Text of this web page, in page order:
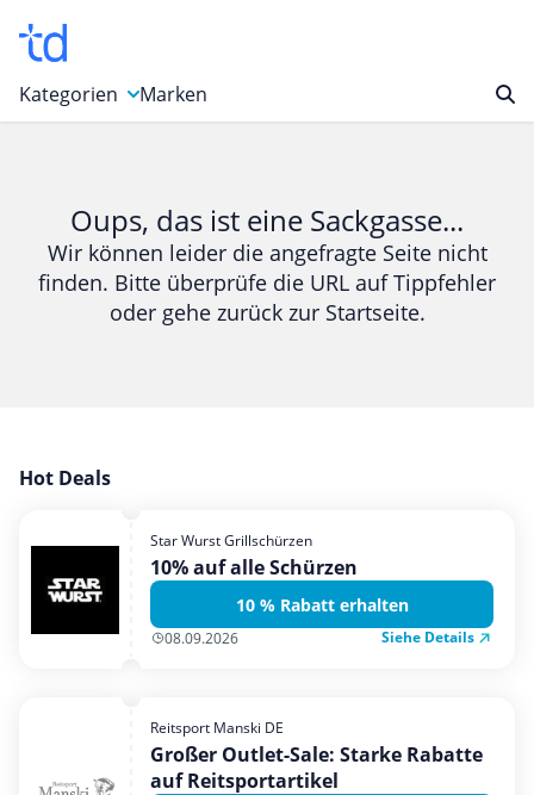
Kategorien
Bücher & Magazine
Computer & Elektronik
Entertainment & Media
Garten, Haushalt & Tiere
Mobilfunk & Internet
Mode & Accessoires
Shopping
Urlaub & Reise
Marken
Oups, das ist eine Sackgasse...
Wir können leider die angefragte Seite nicht
finden. Bitte überprüfe die URL auf Tippfehler
oder gehe zurück zur Startseite.
Hot Deals
Star Wurst Grillschürzen
10% auf alle Schürzen
10 % Rabatt erhalten
08.09.2026 Siehe Details
Reitsport Manski DE
Großer Outlet-Sale: Starke Rabatte
auf Reitsportartikel